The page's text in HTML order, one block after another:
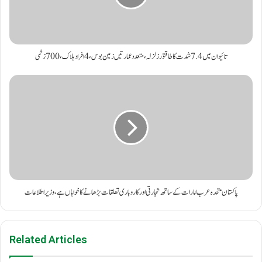
تائیوان میں 7.4 شدت کا طاقتور زلزلہ، متعدد عمارتیں زمین بوس، 4 افراد ہلاک، 700 زخمی
پاکستان متحدہ عرب امارات کے ساتھ تجارتی اور کاروباری تعلقات بڑھانے کا خواہاں ہے، وزیر اطلاعات
Related Articles